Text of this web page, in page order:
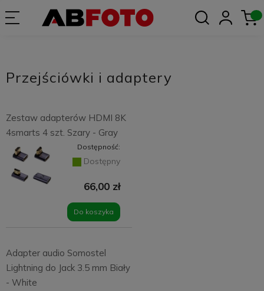
Przejściówki i adaptery
Zestaw adapterów HDMI 8K
4smarts 4 szt. Szary - Gray
Dostępność:
Dostępny
66,00 zł
Do koszyka
Adapter audio Somostel
Lightning do Jack 3.5 mm Biały
- White